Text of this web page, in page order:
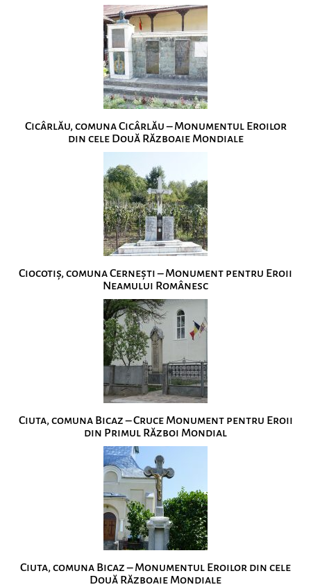
Cicârlău, comuna Cicârlău – Monumentul Eroilor
din cele Două Războaie Mondiale
Ciocotiș, comuna Cernești – Monument pentru Eroii
Neamului Românesc
Ciuta, comuna Bicaz – Cruce Monument pentru Eroii
din Primul Război Mondial
Ciuta, comuna Bicaz – Monumentul Eroilor din cele
Două Războaie Mondiale